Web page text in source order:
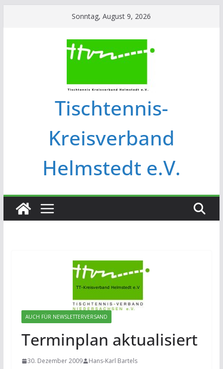
Sonntag, August 9, 2026
Tischtennis-
Kreisverband
Helmstedt e.V.
AUCH FÜR NEWSLETTERVERSAND
Terminplan aktualisiert
30. Dezember 2009 Hans-Karl Bartels